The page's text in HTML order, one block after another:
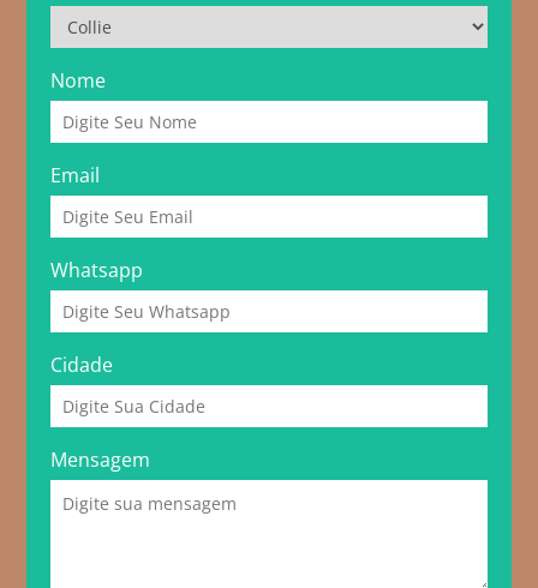
Nome
Email
Whatsapp
Cidade
Mensagem